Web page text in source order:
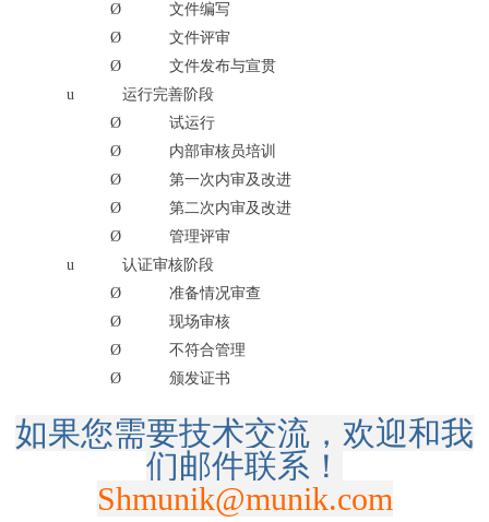
Ø
文件编写
Ø
文件评审
Ø
文件发布与宣贯
u
运行完善阶段
Ø
试运行
Ø
内部审核员培训
Ø
第一次内审及改进
Ø
第二次内审及改进
Ø
管理评审
u
认证审核阶段
Ø
准备情况审查
Ø
现场审核
Ø
不符合管理
Ø
颁发证书
如果您需要技术交流，欢迎和我
们邮件联系！
Shmunik@munik.com